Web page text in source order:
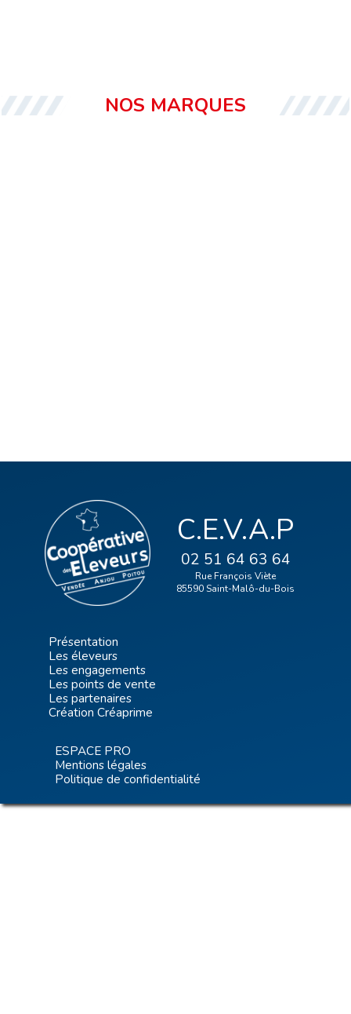
NOS MARQUES
C.E.V.A.P
02 51 64 63 64
Rue François Viète
85590 Saint-Malô-du-Bois
Présentation
Les éleveurs
Les engagements
Les points de vente
Les partenaires
Création Créaprime
ESPACE PRO
Mentions légales
Politique de confidentialité